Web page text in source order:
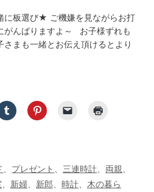
に板選び★ ご機嫌を見ながらお打
がんばりますよ～ お子様ずれも
さまも一緒とお伝え頂けるとより
プレゼント 三連時計 両親
新婦 新郎 時計
木の暮ら